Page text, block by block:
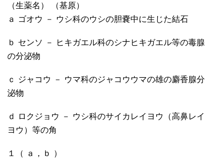
（生薬名） （基原）
ａ ゴオウ － ウシ科のウシの胆嚢中に生じた結石
ｂ センソ － ヒキガエル科のシナヒキガエル等の毒腺
の分泌物
ｃ ジャコウ － ウマ科のジャコウウマの雄の麝香腺分
泌物
ｄ ロクジョウ － ウシ科のサイカレイヨウ（高鼻レイ
ヨウ）等の角
１（ ａ，ｂ ）